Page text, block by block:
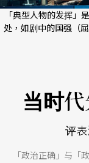
「典型人物的发挥」
处，如剧中的国强（
当时
评
「政治正确」与「